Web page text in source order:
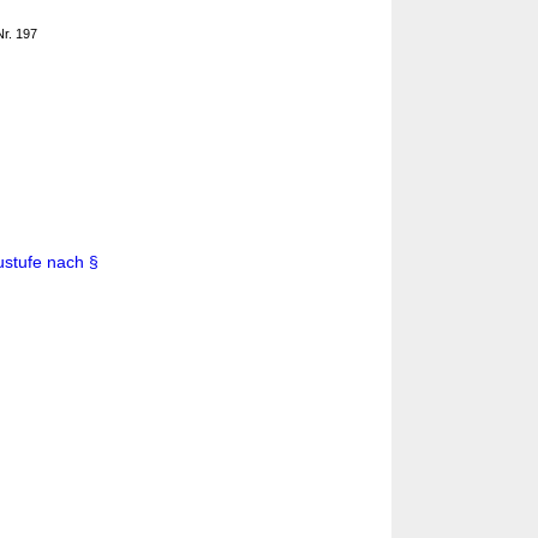
197
nach §